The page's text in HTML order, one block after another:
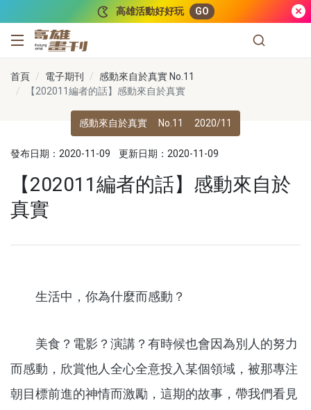
高雄活動好好玩 GO
高雄畫刊
首頁 電子期刊
感動來自於真實 No.11
【202011編者的話】感動來自於真實
感動來自於真實 No.11 2020/11
發布日期：2020-11-09 更新日期：2020-11-09
【202011編者的話】感動來自於
真實
生活中，你為什麼而感動？
美食？電影？演講？有時候也會因為別人的努力
而感動，欣賞他人全心全意投入某個領域，被那專注
朝目標前進的神情而激勵，這期的故事，帶我們看見